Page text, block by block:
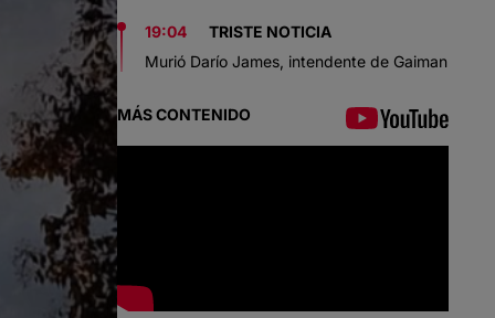
19:04
TRISTE NOTICIA
Murió Darío James, intendente de Gaiman
MÁS CONTENIDO